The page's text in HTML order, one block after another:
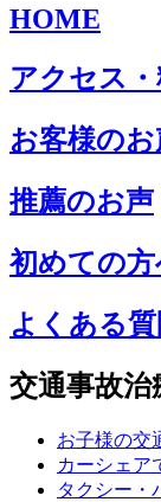
HOME
アクセス
お客様のお
推薦のお声
初めての
よくある質
交通事故治
お子様の交
カーシェア
タクシー・